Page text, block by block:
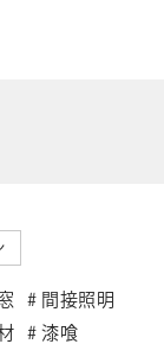
間接照明
漆喰